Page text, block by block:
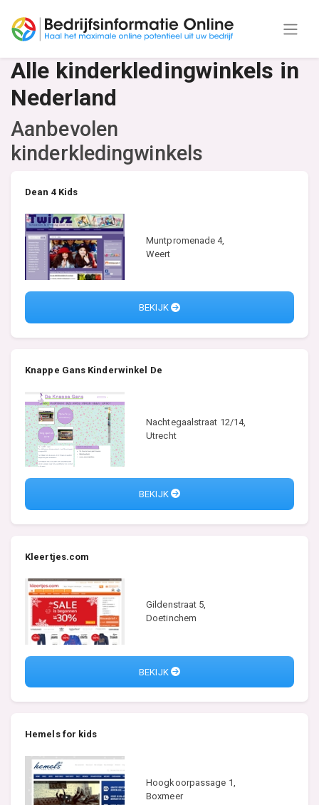
Alle kinderkledingwinkels in
Nederland
Aanbevolen
kinderkledingwinkels
Dean 4 Kids
Muntpromenade 4,
Weert
BEKIJK
Knappe Gans Kinderwinkel De
Nachtegaalstraat 12/14,
Utrecht
BEKIJK
Kleertjes.com
Gildenstraat 5,
Doetinchem
BEKIJK
Hemels for kids
Hoogkoorpassage 1,
Boxmeer